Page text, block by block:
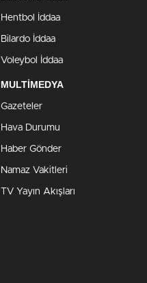
Hentbol İddaa
Bilardo İddaa
Voleybol İddaa
MULTİMEDYA
Gazeteler
Hava Durumu
Haber Gönder
Namaz Vakitleri
TV Yayın Akışları